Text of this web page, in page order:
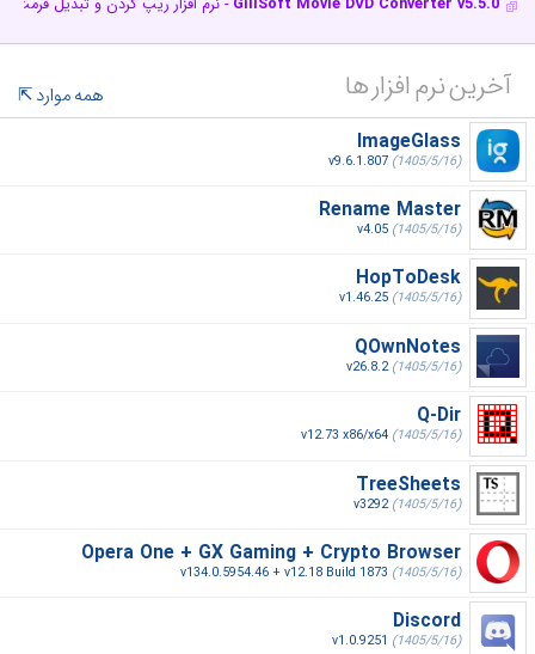
آخرین نرم افزار ها
همه موارد
ImageGlass
v9.6.1.807 (1405/5/16)
Rename Master
v4.05 (1405/5/16)
HopToDesk
v1.46.25 (1405/5/16)
QOwnNotes
v26.8.2(1405/5/16)
Q-Dir
v12.73 x86/x64 (1405/5/16)
TreeSheets
v3292(1405/5/16)
Opera One + GX Gaming + Crypto Browser
v134.0.5954.46 + v12.18 Build 1873 (1405/5/16)
Discord
v1.0.9251 (1405/5/16)